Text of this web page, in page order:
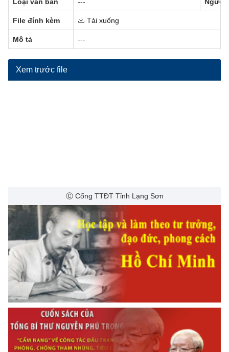
File đính kèm Tải xuống
Mô tả ---
Xem trước file
Ⓒ Cổng TTĐT Tỉnh Lạng Sơn